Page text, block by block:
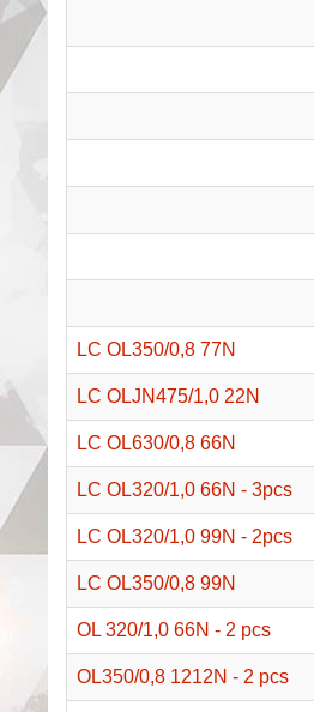
LC OL350/0,8 77N
LC OLJN475/1,0 22N
LC OL630/0,8 66N
LC OL320/1,0 66N - 3pcs
LC OL320/1,0 99N - 2pcs
LC OL350/0,8 99N
OL 320/1,0 66N - 2 pcs
OL350/0,8 1212N - 2 pcs